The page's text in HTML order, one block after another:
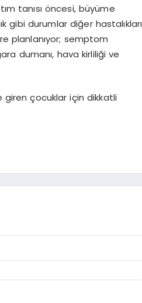
tanısı öncesi, büyüme
gibi durumlar diğer hastalıkları
planlanıyor; semptom
dumanı, hava kirliliği ve
giren çocuklar için dikkatli